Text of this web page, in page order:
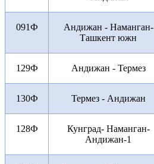
091Ф
Андижан - Наманган-
Ташкент южн
129Ф Андижан - Термез
130Ф Термез - Андижан
128Ф
Кунград- Наманган-
Андижан-1